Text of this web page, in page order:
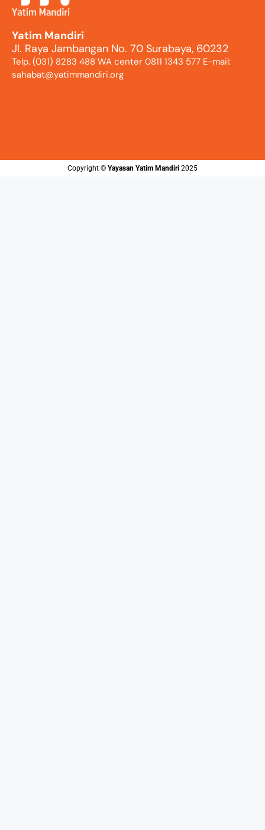
Yatim Mandiri
Jl. Raya Jambangan No. 70 Surabaya, 60232
Telp. (031) 8283 488 WA center 0811 1343 577 E-mail:
sahabat@yatimmandiri.org
Copyright ©️ Yayasan Yatim Mandiri 2025